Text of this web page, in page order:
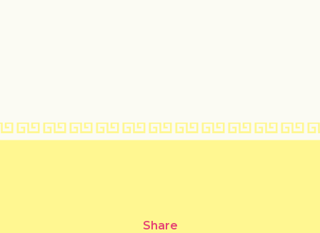
Share